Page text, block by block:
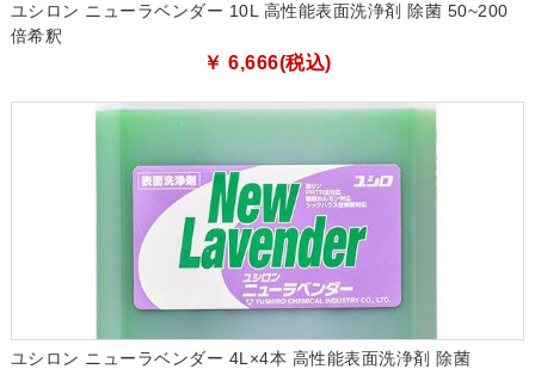
ユシロン ニューラベンダー 10L 高性能表面洗浄剤 除菌 50~200
倍希釈
￥ 6,666(税込)
ユシロン ニューラベンダー 4L×4本 高性能表面洗浄剤 除菌